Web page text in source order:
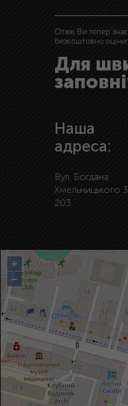
Отже, Ви тепер
безкоштовно
Для
Наша
адреса:
Вул. Богдана
Хмельницького
203
+
−